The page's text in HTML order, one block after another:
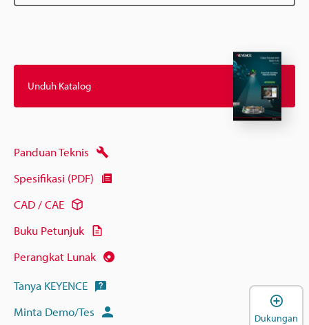
Unduh Katalog
Panduan Teknis
Spesifikasi (PDF)
CAD / CAE
Buku Petunjuk
Perangkat Lunak
Tanya KEYENCE
Minta Demo/Tes
Dukungan